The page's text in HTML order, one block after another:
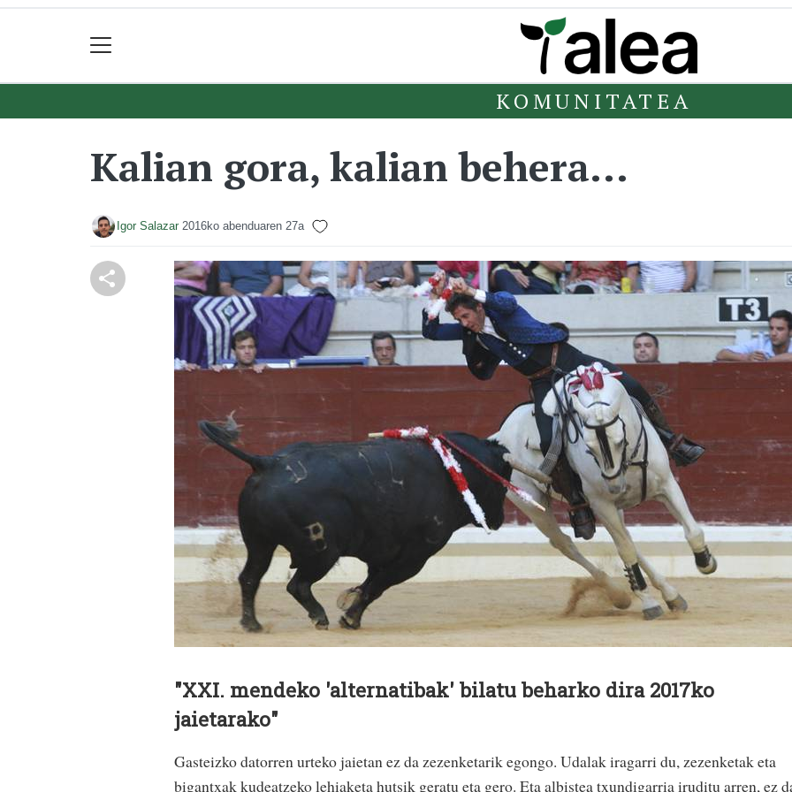
KOMUNITATEA
Kalian gora, kalian behera...
Igor Salazar 2016ko abenduaren 27a
"XXI. mendeko 'alternatibak' bilatu beharko dira 2017ko
jaietarako"
Gasteizko datorren urteko jaietan ez da zezenketarik egongo. Udalak iragarri du, zezenketak eta
bigantxak kudeatzeko lehiaketa hutsik geratu eta gero. Eta albistea txundigarria iruditu arren, ez